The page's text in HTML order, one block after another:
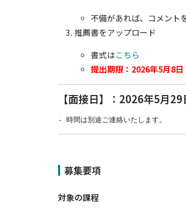
不備があれば、コメント
推薦書をアップロード
書式はこちら
提出期限：2026年5月8
【面接日】：2026年5月29
募集要項
対象の課程